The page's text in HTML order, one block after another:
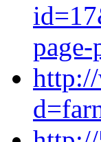
page-